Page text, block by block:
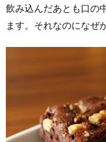
飲み込んだあとも口の
ます。それなのになぜ